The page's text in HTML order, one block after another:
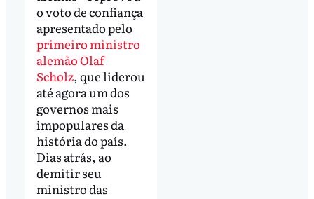
o voto de confiança
apresentado pelo
primeiro ministro
alemão Olaf
Scholz, que liderou
até agora um dos
governos mais
impopulares da
história do país.
Dias atrás, ao
demitir seu
ministro das